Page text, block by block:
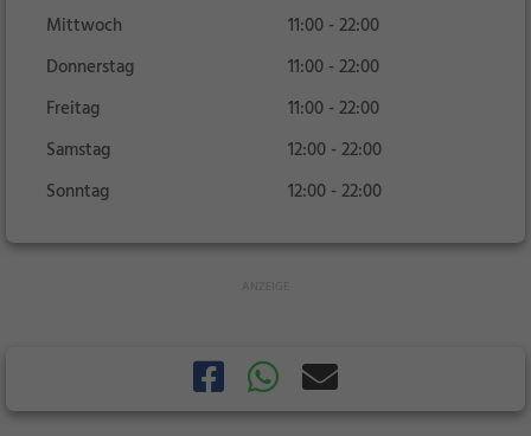
Mittwoch
11:00 - 22:00
Donnerstag
11:00 - 22:00
Freitag
11:00 - 22:00
Samstag
12:00 - 22:00
Sonntag
12:00 - 22:00